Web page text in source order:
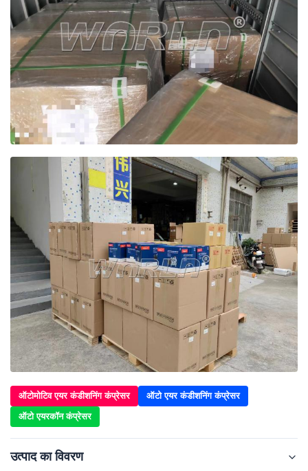
ऑटोमोटिव एयर कंडीशनिंग कंप्रेसर
ऑटो एयर कंडीशनिंग कंप्रेसर
ऑटो एयरकॉन कंप्रेसर
उत्पाद का विवरण